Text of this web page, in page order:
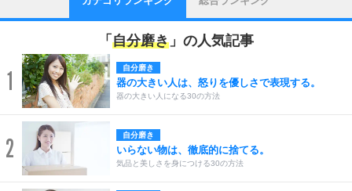
「 自分磨き 」の人気記事
1 自分磨き
器の大きい人は、怒りを優しさで表現する。
器の大きい人になる30の方法
2 自分磨き
いらない物は、徹底的に捨てる。
気品と美しさを身につける30の方法